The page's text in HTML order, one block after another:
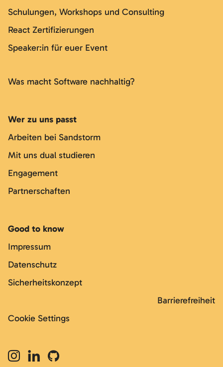
Schulungen, Workshops und Consulting
React Zertifizierungen
Speaker:in für euer Event
Was macht Software nachhaltig?
Wer zu uns passt
Arbeiten bei Sandstorm
Mit uns dual studieren
Engagement
Partnerschaften
Good to know
Impressum
Datenschutz
Sicherheitskonzept
Barrierefreiheit
Cookie Settings